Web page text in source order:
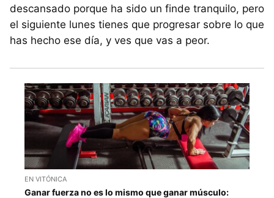
descansado porque ha sido un finde tranquilo, pero
el siguiente lunes tienes que progresar sobre lo que
has hecho ese día, y ves que vas a peor.
EN VITÓNICA
Ganar fuerza no es lo mismo que ganar músculo: